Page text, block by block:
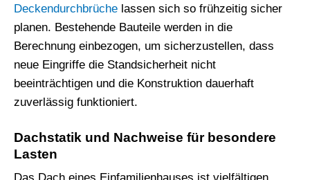
Deckendurchbrüche lassen sich so frühzeitig sicher
planen. Bestehende Bauteile werden in die
Berechnung einbezogen, um sicherzustellen, dass
neue Eingriffe die Standsicherheit nicht
beeinträchtigen und die Konstruktion dauerhaft
zuverlässig funktioniert.
Dachstatik und Nachweise für besondere
Lasten